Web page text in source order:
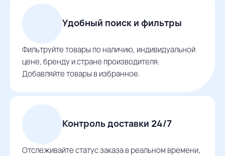
Удобный поиск и фильтры
Фильтруйте товары по наличию, индивидуальной
цене, бренду и стране производителя.
Добавляйте товары в избранное.
Контроль доставки 24/7
Отслеживайте статус заказа в реальном времени,